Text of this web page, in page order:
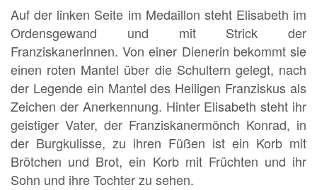
Auf der linken Seite im Medaillon steht Elisabeth im
Ordensgewand und mit Strick der
Franziskanerinnen. Von einer Dienerin bekommt sie
einen roten Mantel über die Schultern gelegt, nach
der Legende ein Mantel des Heiligen Franziskus als
Zeichen der Anerkennung. Hinter Elisabeth steht ihr
geistiger Vater, der Franziskanermönch Konrad, in
der Burgkulisse, zu ihren Füßen ist ein Korb mit
Brötchen und Brot, ein Korb mit Früchten und ihr
Sohn und ihre Tochter zu sehen.